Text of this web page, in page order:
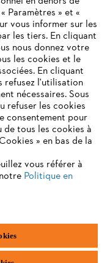
Sint-Amands,
ne prenons plus
notre site ne
utilisation
de passer à
chrome
edge
Paramètres » et «
vous informer sur les
les tiers. En cliquant
nous donnez votre
les cookies et le
En cliquant
refusez l'utilisation
nécessaires. Sous
refuser les cookies
consentement pour
tous les cookies à
» en bas de la
vous référer à
Politique en